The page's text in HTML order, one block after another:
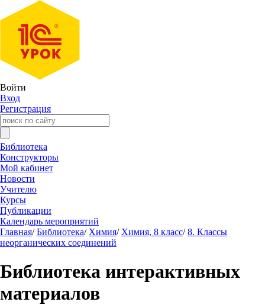
Войти
Вход
Регистрация
Библиотека
Конструкторы
Мой кабинет
Новости
Учителю
Курсы
Публикации
Календарь мероприятий
Главная/ Библиотека/ Химия/ Химия, 8 класс/ 8. Классы
неорганических соединений
Библиотека интерактивных
материалов